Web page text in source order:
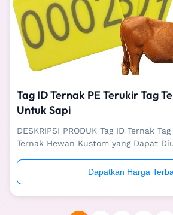
Tag ID Ternak PE Terukir Tag
Untuk Sapi
DESKRIPSI PRODUK Tag ID Ternak
Ternak Hewan Kustom yang Dapat
kustom Aplikasi Sapi/Sapi/ternak
mengemas 100 pcs/tas, 25 tas/karton
Dapatkan Harga